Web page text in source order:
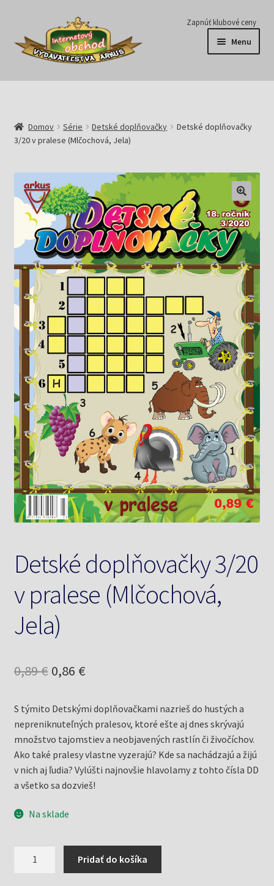
Preskočiť
navigáciu
Preskočiť
obsah
Zapnúť klubové ceny
Menu
Série
E-knihy
Predplatné
Pripravujeme
Pre školy
Knižný klub
Kontakt
Domov Série Detské doplňovačky
Detské doplňovačky
3/20 v pralese (Mlčochová, Jela)
Detské doplňovačky 3/20
v pralese (Mlčochová,
Jela)
0,89€ Pôvodná
bola:
0,89 €.
0,86 €Aktuálna
je:
0,86 €.
S týmito Detskými doplňovačkami nazrieš do hustých a
nepreniknuteľných pralesov, ktoré ešte aj dnes skrývajú
množstvo tajomstiev a neobjavených rastlín či živočíchov.
Ako také pralesy vlastne vyzerajú? Kde sa nachádzajú a žijú
v nich aj ľudia? Vylúšti najnovšie hlavolamy z tohto čísla DD
a všetko sa dozvieš!
Na sklade
Pridať do košíka